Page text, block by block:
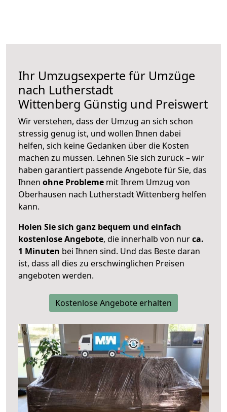
Ihr Umzugsexperte für Umzüge
nach Lutherstadt
Wittenberg Günstig und Preiswert
Wir verstehen, dass der Umzug an sich schon
stressig genug ist, und wollen Ihnen dabei
helfen, sich keine Gedanken über die Kosten
machen zu müssen. Lehnen Sie sich zurück – wir
haben garantiert passende Angebote für Sie, das
Ihnen ohne Probleme mit Ihrem Umzug von
Oberhausen nach Lutherstadt Wittenberg helfen
kann.
Holen Sie sich ganz bequem und einfach
kostenlose Angebote, die innerhalb von nurca.
1 Minuten bei Ihnen sind. Und das Beste daran
ist, dass all dies zu erschwinglichen Preisen
angeboten werden.
Kostenlose Angebote erhalten